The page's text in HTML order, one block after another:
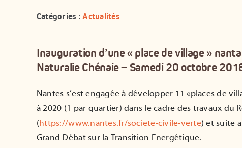
Catégories :Actualités
Inauguration d’une « place de village »
Naturalie Chénaie – Samedi 20 octobre
Nantes s’est engagée à développer 11 «places de
à 2020 (1 par quartier) dans le cadre des travaux du
(https://www.nantes.fr/societe-civile-verte) et suite
Grand Débat sur la Transition Energétique.